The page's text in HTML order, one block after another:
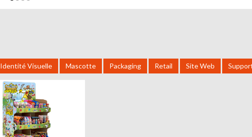
Identité Visuelle Mascotte Packaging Retail Site Web